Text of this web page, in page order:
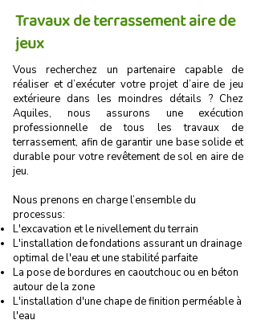
Travaux de terrassement aire de
jeux
Vous recherchez un partenaire capable de
réaliser et d’exécuter votre projet d’aire de jeu
extérieure dans les moindres détails ? Chez
Aquiles, nous assurons une exécution
professionnelle de tous les travaux de
terrassement, afin de garantir une base solide et
durable pour votre revêtement de sol en aire de
jeu.
Nous prenons en charge l’ensemble du
processus:​​
L'excavation et le nivellement du terrain
L'installation de fondations assurant un drainage
optimal de l'eau et une stabilité parfaite
La pose de bordures en caoutchouc ou en béton
autour de la zone
L'installation d'une chape de finition perméable à
l'eau